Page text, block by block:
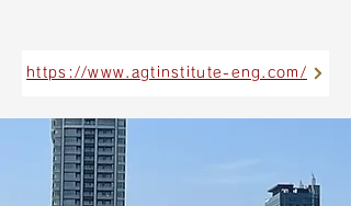
https://www.agtinstitute-eng.com/